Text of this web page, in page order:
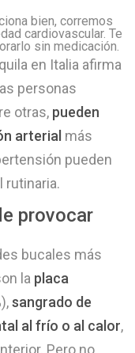
bien, corremos
cardiovascular. Te
sin medicación.
en Italia afirma
personas
otras, pueden
arterial más
pueden
rutinaria.
provocar
bucales más
la placa
sangrado de
al frío o al calor,